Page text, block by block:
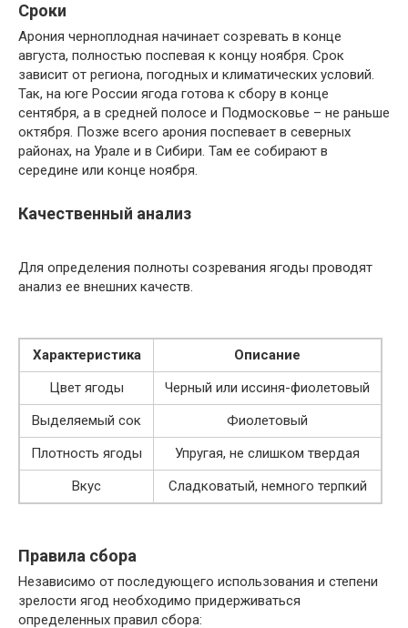
Сроки
Арония черноплодная начинает созревать в конце
августа, полностью поспевая к концу ноября. Срок
зависит от региона, погодных и климатических условий.
Так, на юге России ягода готова к сбору в конце
сентября, а в средней полосе и Подмосковье – не раньше
октября. Позже всего арония поспевает в северных
районах, на Урале и в Сибири. Там ее собирают в
середине или конце ноября.
Качественный анализ
Для определения полноты созревания ягоды проводят
анализ ее внешних качеств.
Характеристика
Описание
Цвет ягоды
Черный или иссиня-фиолетовый
Выделяемый сок
Фиолетовый
Плотность ягоды
Упругая, не слишком твердая
Вкус
Сладковатый, немного терпкий
Правила сбора
Независимо от последующего использования и степени
зрелости ягод необходимо придерживаться
определенных правил сбора: